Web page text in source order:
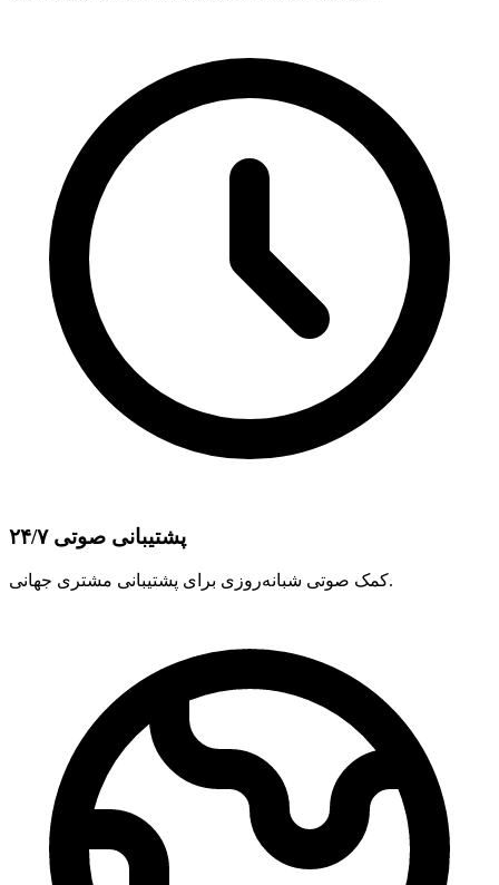
پشتیبانی صوتی ۲۴/۷
کمک صوتی شبانه‌روزی برای پشتیبانی مشتری جهانی.